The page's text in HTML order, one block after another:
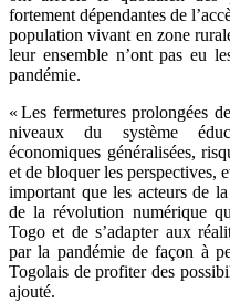
fortement dépendantes de
population vivant en zone
leur ensemble n’ont pas eu
pandémie.
« Les fermetures prolongées
niveaux du système
économiques généralisées,
et de bloquer les perspectives,
important que les acteurs de
de la révolution numérique
Togo et de s’adapter aux
par la pandémie de façon à
Togolais de profiter des
ajouté.